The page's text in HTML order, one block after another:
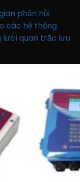
phản hồi
các hệ thống
quan trắc lưu